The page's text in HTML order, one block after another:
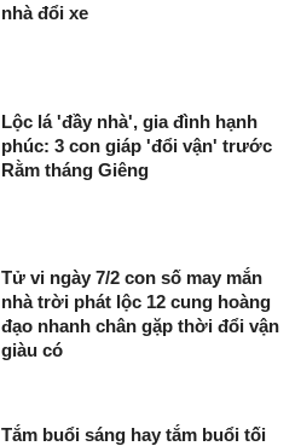
nhà đổi xe
Lộc lá 'đầy nhà', gia đình hạnh
phúc: 3 con giáp 'đổi vận' trước
Rằm tháng Giêng
Tử vi ngày 7/2 con số may mắn
nhà trời phát lộc 12 cung hoàng
đạo nhanh chân gặp thời đổi vận
giàu có
Tắm buổi sáng hay tắm buổi tối